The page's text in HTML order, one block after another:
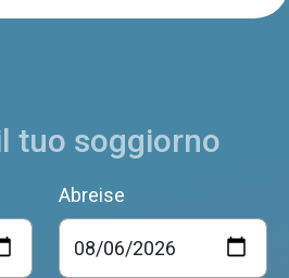
tuo soggiorno
Abreise